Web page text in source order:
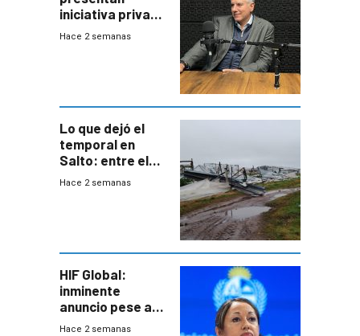
iniciativa privada
para una red de
Hace 2 semanas
Lo que dejó el
temporal en
Salto: entre el
impacto
Hace 2 semanas
HIF Global:
inminente
anuncio pese a
declaración de
Hace 2 semanas